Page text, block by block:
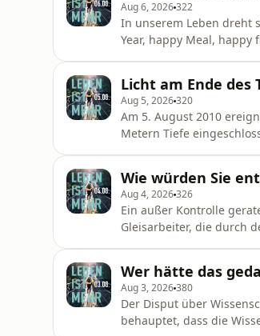
Aug 6, 2026322
In unserem Leben dreht
Year, happy Meal,
lieb aber sch
Licht am Ende des
Aug 5, 2026320
Am 5. August 2010
Metern Tiefe
tatsächlich Menschen
Wie würden Sie
Aug 4, 2026326
Ein außer Kontrolle
Gleisarbeiter, die durch
Sie die Weiche um
Wer hätte das
Aug 3, 2026380
Der Disput über
behauptet, dass die